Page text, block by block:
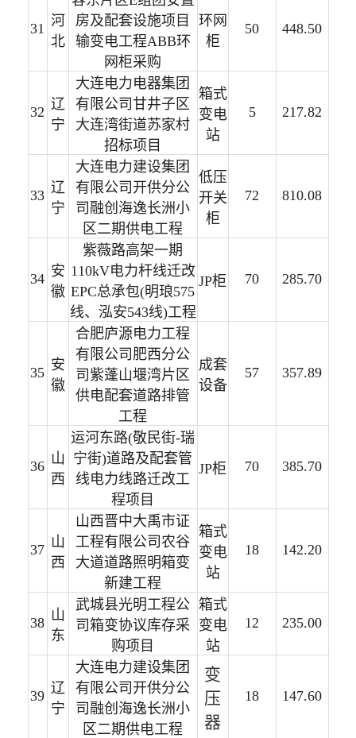
31 河
北
房及配套设施项目
输变电工程ABB环
网柜采购
环网
柜
50 448.50
32 辽
宁
大连电力电器集团
有限公司甘井子区
大连湾街道苏家村
招标项目
箱式
变电
站
5 217.82
33 辽
宁
大连电力建设集团
有限公司开供分公
司融创海逸长洲小
区二期供电工程
低压
开关
柜
72 810.08
34 安
徽
紫薇路高架一期
110kV电力杆线迁改
EPC总承包(明琅575
线、泓安543线)工程
JP柜 70 285.70
35 安
徽
合肥庐源电力工程
有限公司肥西分公
司紫蓬山堰湾片区
供电配套道路排管
工程
成套
设备
57 357.89
36 山
西
运河东路(敬民街-瑞
宁街)道路及配套管
线电力线路迁改工
程项目
JP柜 70 385.70
37 山
西
山西晋中大禹市证
工程有限公司农谷
大道道路照明箱变
新建工程
箱式
变电
站
18 142.20
38 山
东
武城县光明工程公
司箱变协议库存采
购项目
箱式
变电
站
12 235.00
39 辽
宁
大连电力建设集团
有限公司开供分公
司融创海逸长洲小
区二期供电工程
变
压
器
18 147.60